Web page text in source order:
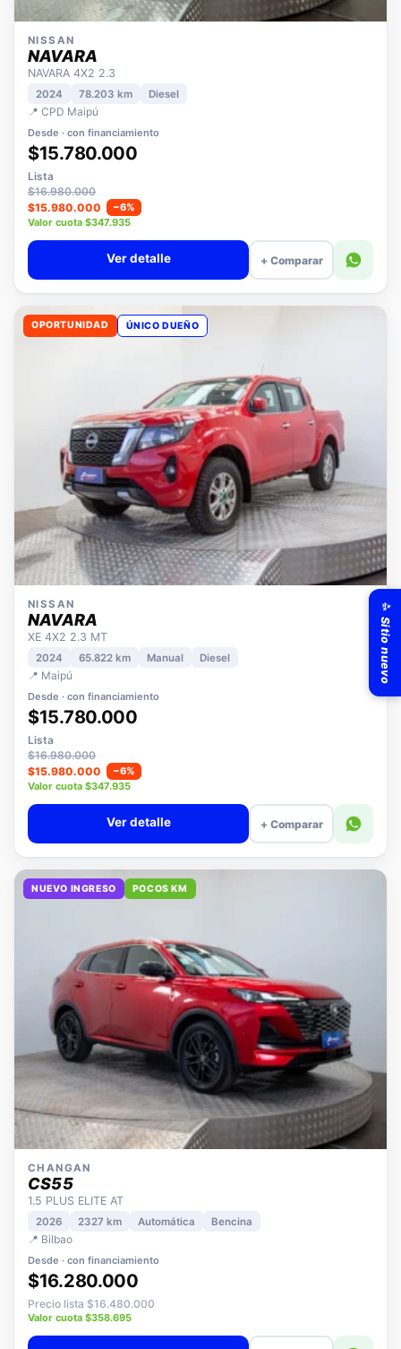
NISSAN
NAVARA
NAVARA 4X2 2.3
2024 78.203 km
📍 CPD Maipú
Desde · con financiamiento
$15.780.000
Lista
$16.980.000
$15.980.000
−6%
Valor cuota $347.935
+ Comparar
OPORTUNIDAD
NISSAN
NAVARA
XE 4X2 2.3 MT
2024
📍 Maipú
Desde · con financiamiento
$15.780.000
Lista
$16.980.000
$15.980.000
−6%
Valor cuota $347.935
+ Comparar
CHANGAN
CS55
1.5 PLUS ELITE AT
2026
📍 Bilbao
Desde · con financiamiento
$16.280.000
Precio lista $16.480.000
Valor cuota $358.695
✨ Sitio nuevo